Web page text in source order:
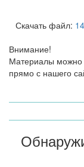
Скачать файл:
Внимание!
Материалы можно
прямо с нашего